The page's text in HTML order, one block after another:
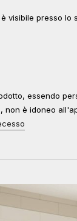
visibile presso lo
essendo
non è idoneo